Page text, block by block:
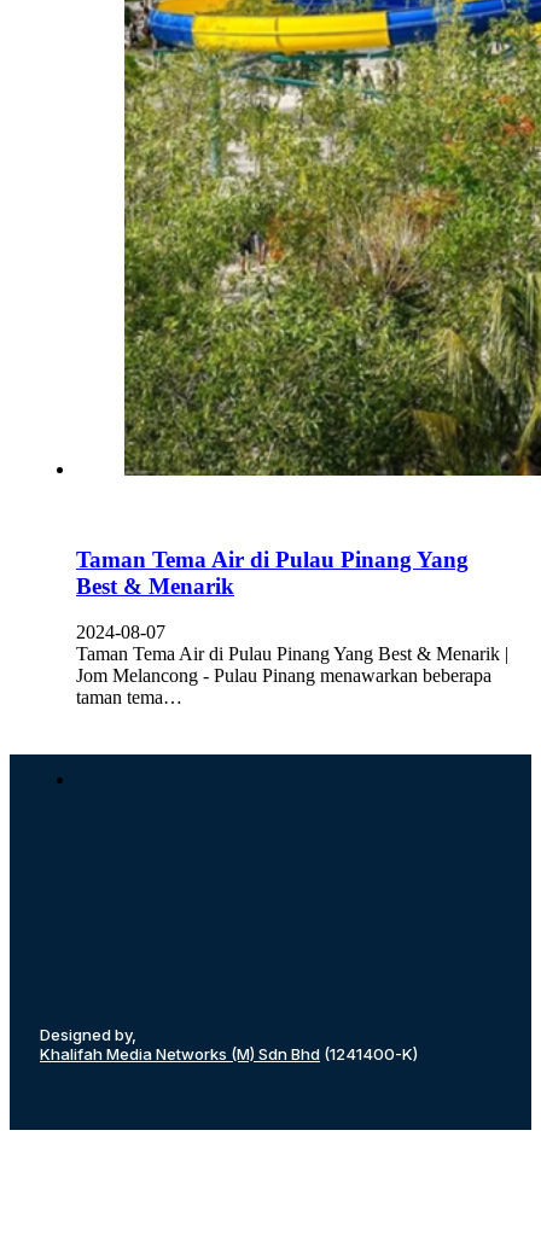
Taman Tema Air di Pulau Pinang Yang
Best & Menarik
2024-08-07
Taman Tema Air di Pulau Pinang Yang Best & Menarik |
Jom Melancong - Pulau Pinang menawarkan beberapa
taman tema…
Designed by,
Khalifah Media Networks (M) Sdn Bhd (1241400-K)